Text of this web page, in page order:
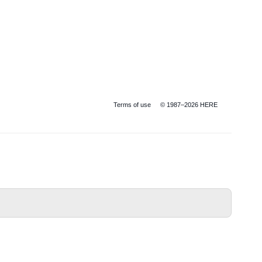
Terms of use © 1987–2026 HERE